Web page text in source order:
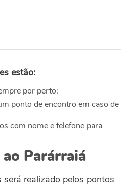
estão:
por perto;
ponto de encontro em caso de
com nome e telefone para
Parárraiá
será realizado pelos pontos